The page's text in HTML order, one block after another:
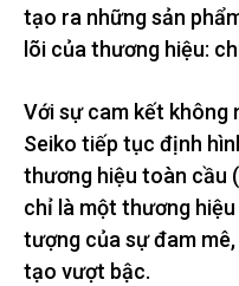
tạo ra những sản
lõi của thương hiệu:
Với sự cam kết không
Seiko tiếp tục định
thương hiệu toàn cầu
chỉ là một thương
tượng của sự đam
tạo vượt bậc.